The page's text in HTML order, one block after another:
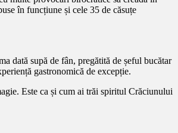
în funcțiune și cele 35 de căsuțe
dată supă de fân, pregătită de șeful bucătar
gastronomică de excepție.
Este ca și cum ai trăi spiritul Crăciunului